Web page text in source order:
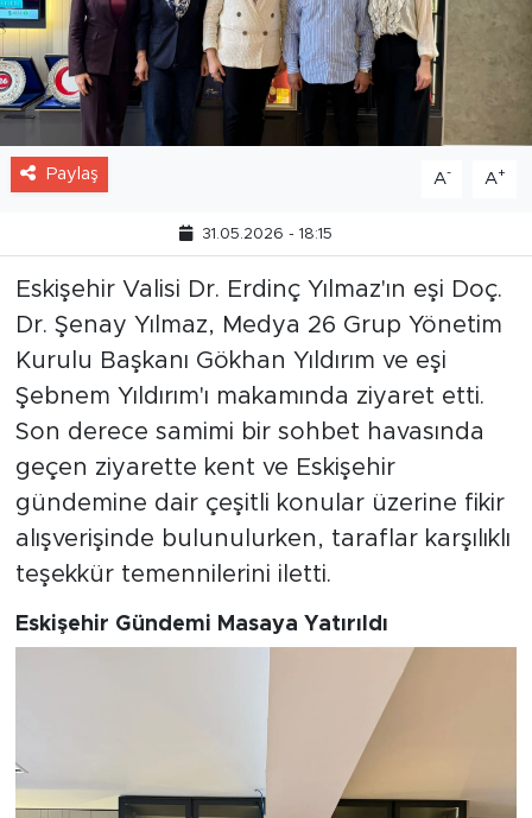
Paylaş A- A+
31.05.2026 - 18:15
Eskişehir Valisi Dr. Erdinç Yılmaz'ın eşi Doç.
Dr. Şenay Yılmaz, Medya 26 Grup Yönetim
Kurulu Başkanı Gökhan Yıldırım ve eşi
Şebnem Yıldırım'ı makamında ziyaret etti.
Son derece samimi bir sohbet havasında
geçen ziyarette kent ve Eskişehir
gündemine dair çeşitli konular üzerine fikir
alışverişinde bulunulurken, taraflar karşılıklı
teşekkür temennilerini iletti.
Eskişehir Gündemi Masaya Yatırıldı